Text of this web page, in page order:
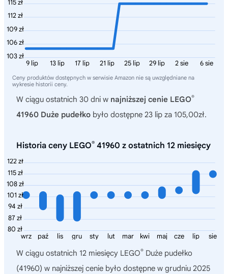
115 zł
112 zł
109 zł
106 zł
103 zł
6 sie
2 sie
29 lip
25 lip
21 lip
17 lip
13 lip
9 lip
Ceny produktów dostępnych w serwisie Amazon nie są uwzględniane na
wykresie historii ceny.
W ciągu ostatnich 30 dni w najniższej cenie LEGO®
41960 Duże pudełko było dostępne 23 lip za 105,00zł.
Historia ceny LEGO® 41960 z ostatnich 12 miesięcy
122 zł
115 zł
108 zł
101 zł
94 zł
87 zł
80 zł
sie
lip
cze
maj
kwi
mar
lut
sty
gru
lis
paź
wrz
W ciągu ostatnich 12 miesięcy LEGO® Duże pudełko
(41960) w najniższej cenie było dostępne w grudniu 2025